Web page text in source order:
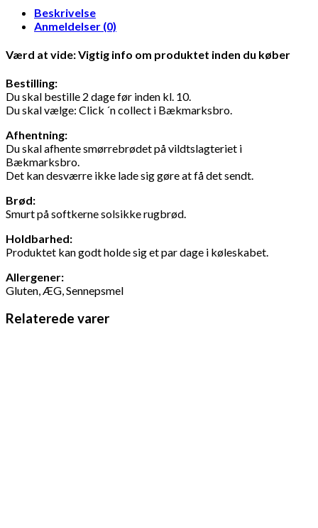
Beskrivelse
Anmeldelser (0)
Værd at vide: Vigtig info om produktet inden du køber
Bestilling:
Du skal bestille 2 dage før inden kl. 10.
Du skal vælge: Click ´n collect i Bækmarksbro.
Afhentning:
Du skal afhente smørrebrødet på vildtslagteriet i
Bækmarksbro.
Det kan desværre ikke lade sig gøre at få det sendt.
Brød:
Smurt på softkerne solsikke rugbrød.
Holdbarhed:
Produktet kan godt holde sig et par dage i køleskabet.
Allergener:
Gluten, ÆG, Sennepsmel
Relaterede varer